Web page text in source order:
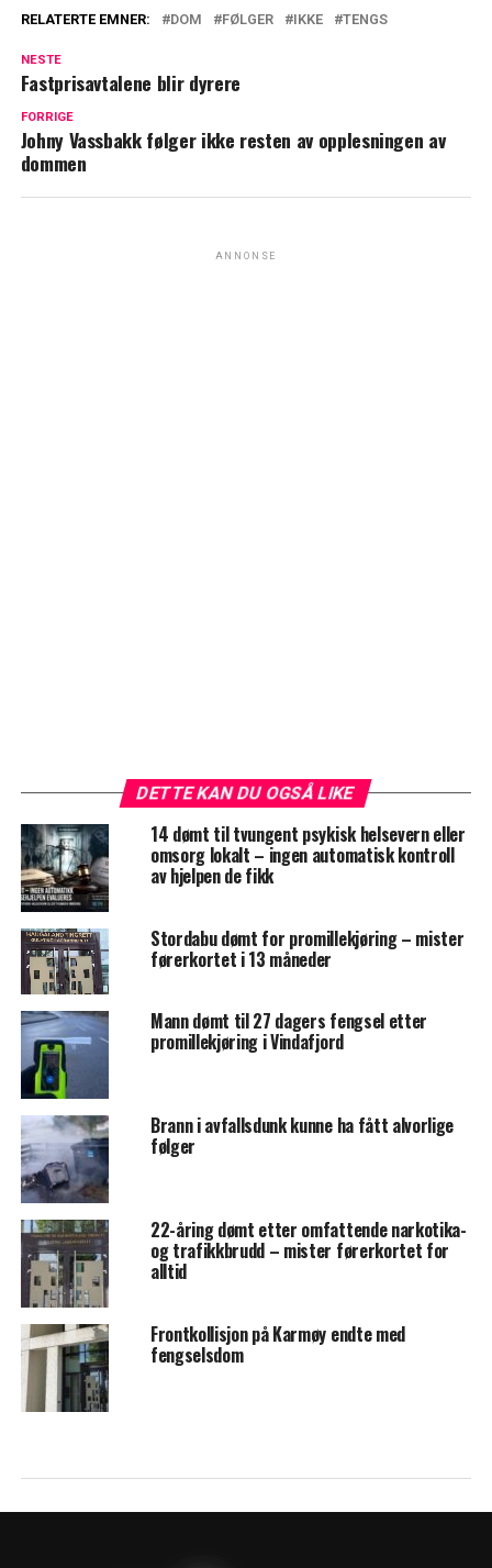
RELATERTE EMNER: DOM FØLGER IKKE TENGS
NESTE
Fastprisavtalene blir dyrere
FORRIGE
Johny Vassbakk følger ikke resten av opplesningen av
dommen
ANNONSE
DETTE KAN DU OGSÅ LIKE
14 dømt til tvungent psykisk helsevern eller
omsorg lokalt – ingen automatisk kontroll
av hjelpen de fikk
Stordabu dømt for promillekjøring – mister
førerkortet i 13 måneder
Mann dømt til 27 dagers fengsel etter
promillekjøring i Vindafjord
Brann i avfallsdunk kunne ha fått alvorlige
følger
22-åring dømt etter omfattende narkotika-
og trafikkbrudd – mister førerkortet for
alltid
Frontkollisjon på Karmøy endte med
fengselsdom